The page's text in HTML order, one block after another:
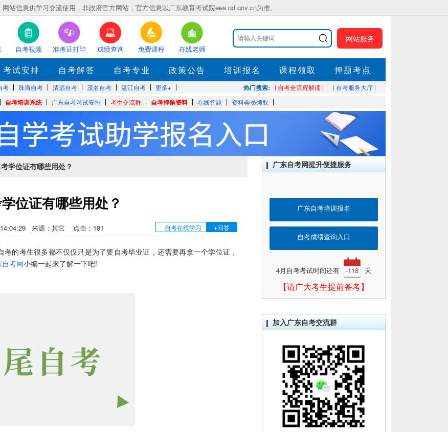
站信息供学习交流使用，非政府官方网站，官方信息以广东教育考试院eea.gd.gov.cn为准。
自考视频 准考证打印 成绩查询 免费课程 在线老师
网站服务
考试安排 自考解答 自考专业 政策公告 培训报名 课程领取 押题考点
考 珠海自考 清远自考 茂名自考 湛江自考 更多+ 热门搜索: | 自考全流程解读 | | 自考服务大厅 |
自考培训系统 广东自考考试安排 考生交流群 自考押题资料 在线答题 资料会员领取
学位证有哪些用处？
位证有哪些用处？
14:04:29 来源：其它 点击： 181 自考在线学习 +问答
考生很多都不仅仅只是为了要自考毕业证，还需要再拿一个学位证，
自考网小编一起来了解一下吧!
广东自考网提升便捷服务
广东自考培训报名
自考成绩查询入口
4月自考考试时间还有 -118 天
【请广大考生提前备考】
加入广东自考交流群